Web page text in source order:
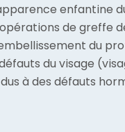
enfantine
de greffe
du
du visage
à des défauts